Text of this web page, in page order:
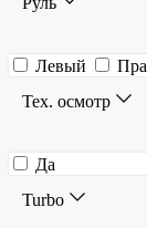
Левый
Тех. осмотр
Да
Turbo